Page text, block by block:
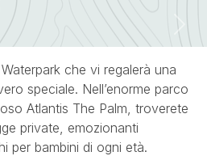
Next
che vi regalerà una
speciale. Nell’enorme parco
Atlantis The Palm, troverete
private, emozionanti
per bambini di ogni età.